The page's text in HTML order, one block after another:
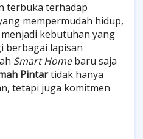
terbuka terhadap
mempermudah hidup,
kebutuhan yang
berbagai lapisan
Smart Homebaru saja
Pintartidak hanya
tetapi juga komitmen